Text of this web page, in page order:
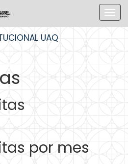
UAQ
por mes